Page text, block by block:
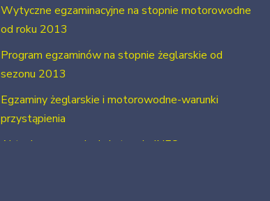
Wytyczne egzaminacyjne na stopnie motorowodne
od roku 2013
Program egzaminów na stopnie żeglarskie od
sezonu 2013
Egzaminy żeglarskie i motorowodne-warunki
przystąpienia
Aktualne uprawnienia i stopnie INFO